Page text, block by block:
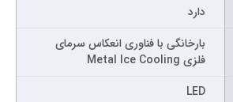
دارد
بارخانگی با فناوری انعکاس سرمای
فلزی Metal Ice Cooling
LED